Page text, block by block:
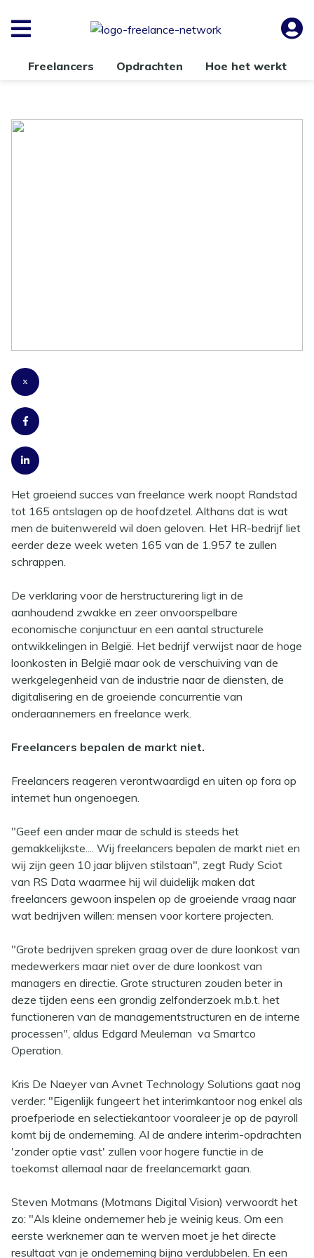
Freelancers Opdrachten Hoe het werkt
Het groeiend succes van freelance werk noopt Randstad
tot 165 ontslagen op de hoofdzetel. Althans dat is wat
men de buitenwereld wil doen geloven. Het HR-bedrijf liet
eerder deze week weten 165 van de 1.957 te zullen
schrappen.
De verklaring voor de herstructurering ligt in de
aanhoudend zwakke en zeer onvoorspelbare
economische conjunctuur en een aantal structurele
ontwikkelingen in België. Het bedrijf verwijst naar de hoge
loonkosten in België maar ook de verschuiving van de
werkgelegenheid van de industrie naar de diensten, de
digitalisering en de groeiende concurrentie van
onderaannemers en freelance werk.
Freelancers bepalen de markt niet.
Freelancers reageren verontwaardigd en uiten op fora op
internet hun ongenoegen.
"Geef een ander maar de schuld is steeds het
gemakkelijkste.... Wij freelancers bepalen de markt niet en
wij zijn geen 10 jaar blijven stilstaan", zegt Rudy Sciot
van RS Data waarmee hij wil duidelijk maken dat
freelancers gewoon inspelen op de groeiende vraag naar
wat bedrijven willen: mensen voor kortere projecten.
"Grote bedrijven spreken graag over de dure loonkost van
medewerkers maar niet over de dure loonkost van
managers en directie. Grote structuren zouden beter in
deze tijden eens een grondig zelfonderzoek m.b.t. het
functioneren van de managementstructuren en de interne
processen", aldus Edgard Meuleman va Smartco
Operation.
Kris De Naeyer van Avnet Technology Solutions gaat nog
verder: "Eigenlijk fungeert het interimkantoor nog enkel als
proefperiode en selectiekantoor vooraleer je op de payroll
komt bij de onderneming. Al de andere interim-opdrachten
'zonder optie vast' zullen voor hogere functie in de
toekomst allemaal naar de freelancemarkt gaan.
Steven Motmans (Motmans Digital Vision) verwoordt het
zo: "Als kleine ondernemer heb je weinig keus. Om een
eerste werknemer aan te werven moet je het directe
resultaat van je onderneming bijna verdubbelen. En een